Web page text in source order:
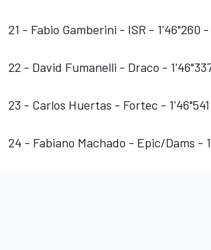
21 - Fabio Gamberini - ISR - 1'46"260
22 - David Fumanelli - Draco -
23 - Carlos Huertas - Fortec -
24 - Fabiano Machado - Epic/Dams -